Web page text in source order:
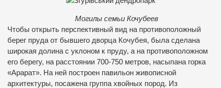
Могилы семьи Кочубеев
Чтобы открыть перспективный вид на противоположный
берег пруда от бывшего дворца Кочубея, была сделана
широкая долина с уклоном к пруду, а на противоположном
его берегу, на расстоянии 700-750 метров, насыпана горка
«Арарат». На ней построен павильон живописной
архитектуры, посажена группа хвойных пород. Из